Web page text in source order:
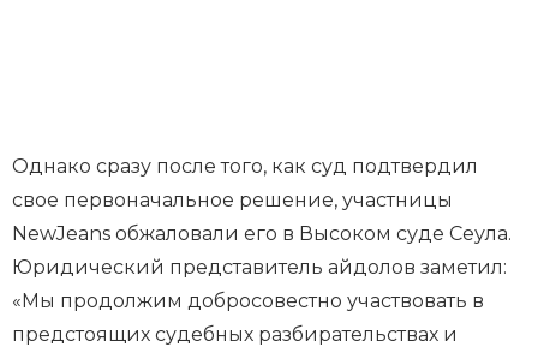
Однако сразу после того, как суд подтвердил
свое первоначальное решение, участницы
NewJeans обжаловали его в Высоком суде Сеула.
Юридический представитель айдолов заметил:
«Мы продолжим добросовестно участвовать в
предстоящих судебных разбирательствах и